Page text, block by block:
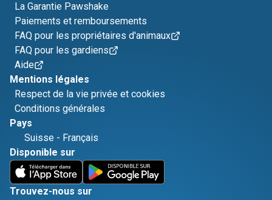
La Garantie Pawshake
Paiements et remboursements
FAQ pour les propriétaires d'animaux
FAQ pour les gardiens
Aide
Mentions légales
Respect de la vie privée et cookies
Conditions générales
Pays
Suisse - Français
Disponible sur
Trouvez-nous sur